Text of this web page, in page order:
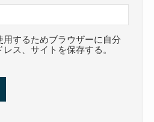
用するためブラウザーに自分
ス、サイトを保存する。